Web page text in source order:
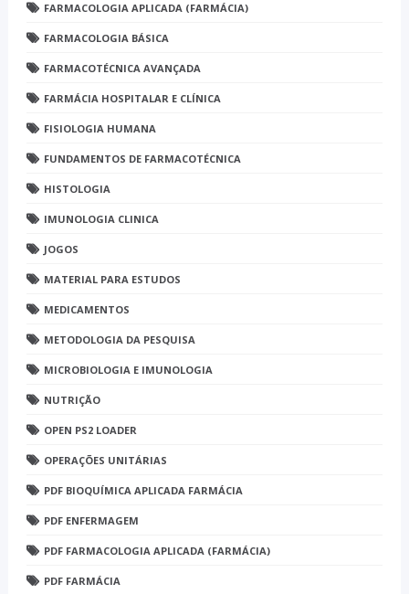
FARMACOLOGIA APLICADA (FARMÁCIA)
FARMACOLOGIA BÁSICA
FARMACOTÉCNICA AVANÇADA
FARMÁCIA HOSPITALAR E CLÍNICA
FISIOLOGIA HUMANA
FUNDAMENTOS DE FARMACOTÉCNICA
HISTOLOGIA
IMUNOLOGIA CLINICA
JOGOS
MATERIAL PARA ESTUDOS
MEDICAMENTOS
METODOLOGIA DA PESQUISA
MICROBIOLOGIA E IMUNOLOGIA
NUTRIÇÃO
OPEN PS2 LOADER
OPERAÇÕES UNITÁRIAS
PDF BIOQUÍMICA APLICADA FARMÁCIA
PDF ENFERMAGEM
PDF FARMACOLOGIA APLICADA (FARMÁCIA)
PDF FARMÁCIA